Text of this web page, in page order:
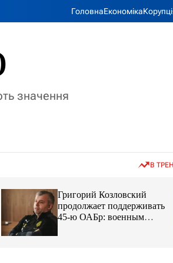
ГоловнаЕкономіка
значення
В
Григорий Козловский
продолжает поддерживать
45-ю ОАБр: военным
передали электробайки